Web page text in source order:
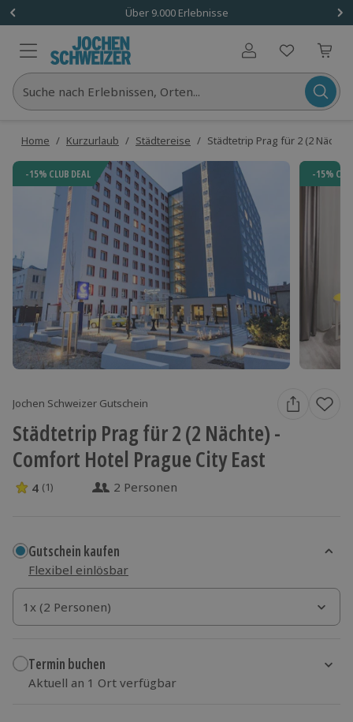
Über 9.000 Erlebnisse
Benutzerkonto
Suche nach Erlebnissen, Orten...
Home / Kurzurlaub / Städtereise / Städtetrip Prag für 2 (2
-15% CLUB DEAL -15%
Jochen Schweizer Gutschein
Städtetrip Prag für 2 (2 Nächte) -
Comfort Hotel Prague City East
4 Sterne von 5 aus 1 Bewertungen
4 (1) 2 Personen
Gutschein kaufen
Flexibel einlösbar
1x (2 Personen)
1x (2 Personen)
1x (2 Personen)
Termin buchen
Aktuell an 1 Ort verfügbar